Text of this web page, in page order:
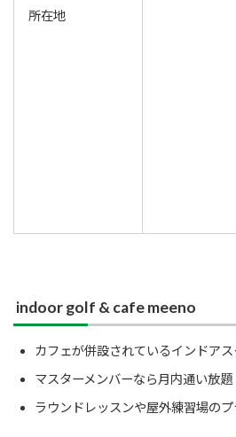
所在地
indoor golf & cafe meeno
カフェが併設されているインドア
マスターメンバーなら月内通い放題
ラウンドレッスンや屋外練習場のプ